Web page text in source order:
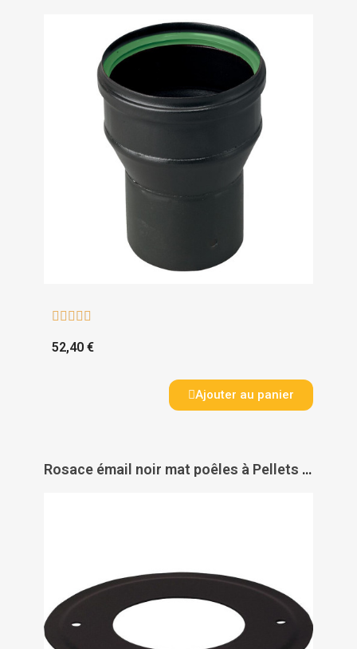
    
52,40 €
Ajouter au panier
Rosace émail noir mat poêles à Pellets - TEN